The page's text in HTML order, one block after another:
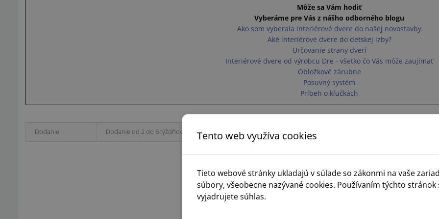
Môže sa Vám hodiť
Vyberáme pre Vás z nášho odborného blogu
Ako som vyberala interiérové dvere do našej novostavby
Aké interiérové dvere do detskej izby?
Určovanie strany dverí
Interiérové dvere od výrobcu Dre - všetko čo Vás môže zaujímať
Obložkové zárubne
Posuvný systém
Príbeh o kľučkách
Dodanie Dodanie od 2 do 6 týždňov.
REALIZÁCIE
Tento web využíva cookies
Tieto webové stránky ukladajú v súlade so zákonmi na vaše
súbory, všeobecne nazývané cookies. Používaním týchto stránok
vyjadrujete súhlas.